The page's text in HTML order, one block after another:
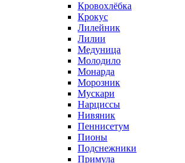
Кровохлёбка
Крокус
Лилейник
Лилии
Медуница
Молодило
Монарда
Морозник
Мускари
Нарциссы
Нивяник
Пеннисетум
Пионы
Подснежники
Примула